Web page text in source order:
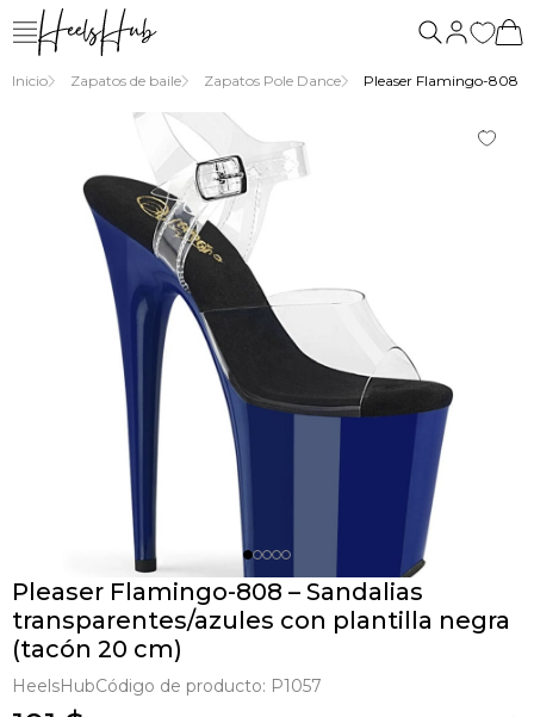
nosotros
Inicio Zapatos de baile Zapatos Pole Dance Pleaser Flamingo-808
Pleaser Flamingo-808 – Sandalias
transparentes/azules con plantilla negra
(tacón 20 cm)
HeelsHubCódigo de producto: P1057